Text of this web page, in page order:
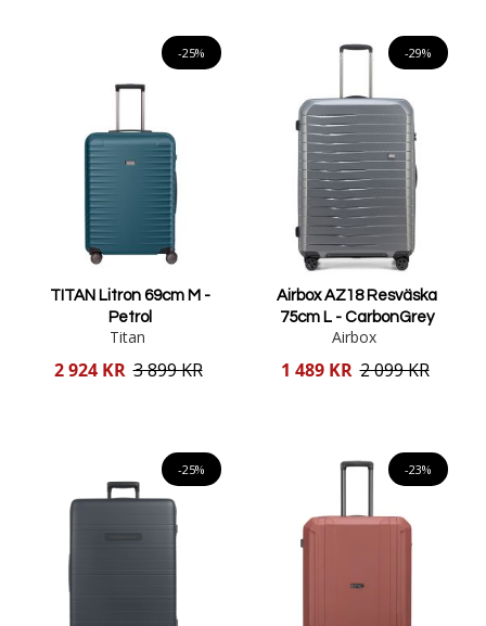
-25%
TITAN Litron 69cm M -
Petrol
Titan
Reducerat
2 924 KR 3 899 KR
-29%
Airbox AZ18 Resväska
75cm L - CarbonGrey
Airbox
Reducerat
1 489 KR 2 099 KR
-25% -23%